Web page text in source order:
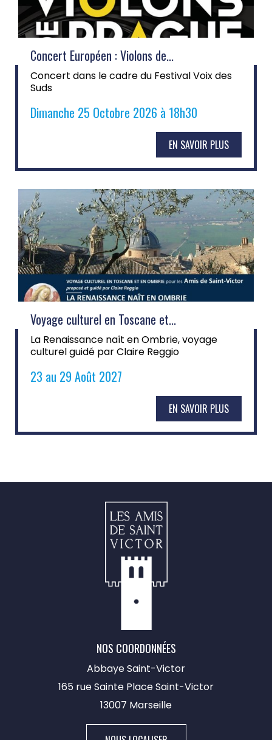
Concert Européen : Violons de...
Concert dans le cadre du Festival Voix des
Suds
Dimanche 25 Octobre 2026 à 18h30
EN SAVOIR PLUS
Voyage culturel en Toscane et...
La Renaissance naît en Ombrie, voyage
culturel guidé par Claire Reggio
23 au 29 Août 2027
EN SAVOIR PLUS
NOS COORDONNÉES
Abbaye Saint-Victor
165 rue Sainte Place Saint-Victor
13007 Marseille​